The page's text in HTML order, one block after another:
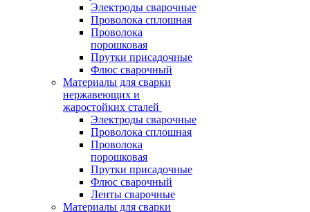
Электроды сварочные
Проволока сплошная
Проволока
порошковая
Прутки присадочные
Флюс сварочный
Материалы для сварки
нержавеющих и
жаростойких сталей
Электроды сварочные
Проволока сплошная
Проволока
порошковая
Прутки присадочные
Флюс сварочный
Ленты сварочные
Материалы для сварки